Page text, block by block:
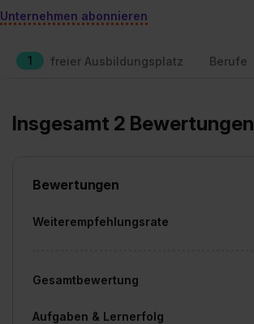
Unternehmen abonnieren
1 freier Ausbildungsplatz Berufe
Insgesamt 2 Bewertungen
Bewertungen
Weiterempfehlungsrate
Gesamtbewertung
Aufgaben & Lernerfolg